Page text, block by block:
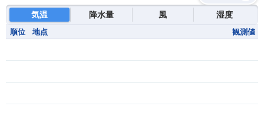
気温 降水量 風 湿度
順位 地点 観測値